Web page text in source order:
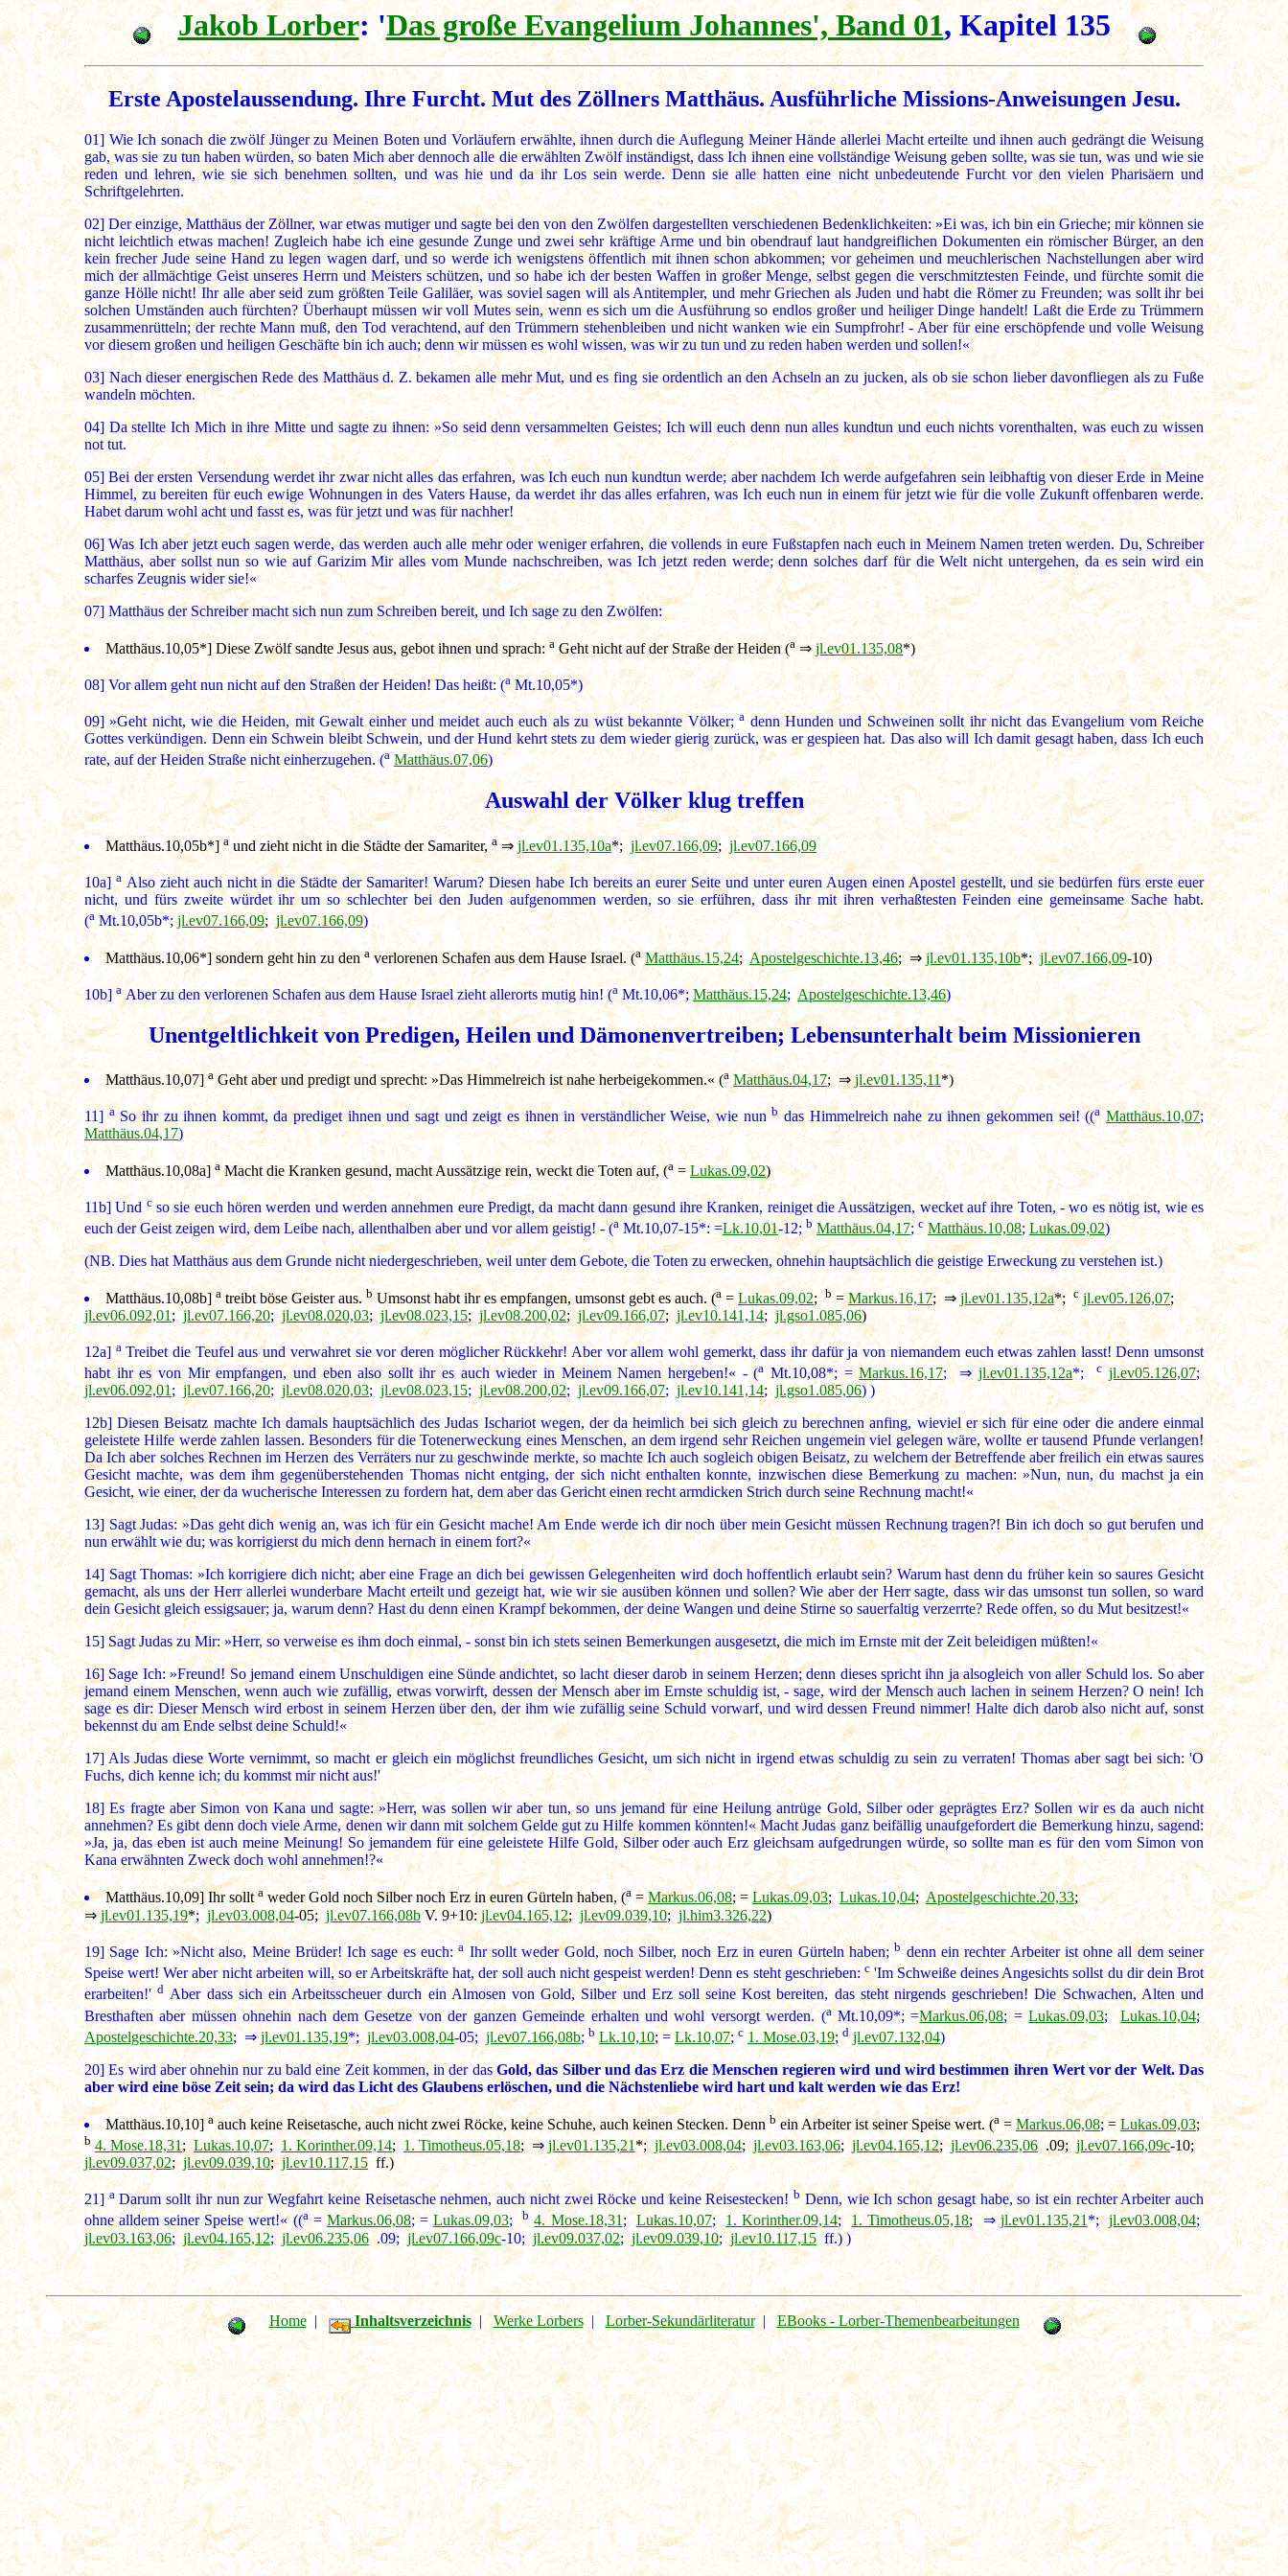
Jakob Lorber: 'Das große Evangelium Johannes', Band 01, Kapitel 135
Erste Apostelaussendung. Ihre Furcht. Mut des Zöllners Matthäus. Ausführliche Missions-Anweisungen Jesu.
01] Wie Ich sonach die zwölf Jünger zu Meinen Boten und Vorläufern erwählte, ihnen durch die Auflegung Meiner Hände allerlei Macht erteilte und ihnen auch gedrängt die Weisung
gab, was sie zu tun haben würden, so baten Mich aber dennoch alle die erwählten Zwölf inständigst, dass Ich ihnen eine vollständige Weisung geben sollte, was sie tun, was und wie sie
reden und lehren, wie sie sich benehmen sollten, und was hie und da ihr Los sein werde. Denn sie alle hatten eine nicht unbedeutende Furcht vor den vielen Pharisäern und
Schriftgelehrten.
02] Der einzige, Matthäus der Zöllner, war etwas mutiger und sagte bei den von den Zwölfen dargestellten verschiedenen Bedenklichkeiten: »Ei was, ich bin ein Grieche; mir können sie
nicht leichtlich etwas machen! Zugleich habe ich eine gesunde Zunge und zwei sehr kräftige Arme und bin obendrauf laut handgreiflichen Dokumenten ein römischer Bürger, an den
kein frecher Jude seine Hand zu legen wagen darf, und so werde ich wenigstens öffentlich mit ihnen schon abkommen; vor geheimen und meuchlerischen Nachstellungen aber wird
mich der allmächtige Geist unseres Herrn und Meisters schützen, und so habe ich der besten Waffen in großer Menge, selbst gegen die verschmitztesten Feinde, und fürchte somit die
ganze Hölle nicht! Ihr alle aber seid zum größten Teile Galiläer, was soviel sagen will als Antitempler, und mehr Griechen als Juden und habt die Römer zu Freunden; was sollt ihr bei
solchen Umständen auch fürchten? Überhaupt müssen wir voll Mutes sein, wenn es sich um die Ausführung so endlos großer und heiliger Dinge handelt! Laßt die Erde zu Trümmern
zusammenrütteln; der rechte Mann muß, den Tod verachtend, auf den Trümmern stehenbleiben und nicht wanken wie ein Sumpfrohr! - Aber für eine erschöpfende und volle Weisung
vor diesem großen und heiligen Geschäfte bin ich auch; denn wir müssen es wohl wissen, was wir zu tun und zu reden haben werden und sollen!«
03]Nach dieser energischen Rede des Matthäus d. Z. bekamen alle mehr Mut, und es fing sie ordentlich an den Achseln an zu jucken, als ob sie schon lieber davonfliegen als zu Fuße
wandeln möchten.
04] Da stellte Ich Mich in ihre Mitte und sagte zu ihnen: »So seid denn versammelten Geistes; Ich will euch denn nun alles kundtun und euch nichts vorenthalten, was euch zu wissen
not tut.
05] Bei der ersten Versendung werdet ihr zwar nicht alles das erfahren, was Ich euch nun kundtun werde; aber nachdem Ich werde aufgefahren sein leibhaftig von dieser Erde in Meine
Himmel, zu bereiten für euch ewige Wohnungen in des Vaters Hause, da werdet ihr das alles erfahren, was Ich euch nun in einem für jetzt wie für die volle Zukunft offenbaren werde.
Habet darum wohl acht und fasst es, was für jetzt und was für nachher!
06] Was Ich aber jetzt euch sagen werde, das werden auch alle mehr oder weniger erfahren, die vollends in eure Fußstapfen nach euch in Meinem Namen treten werden. Du, Schreiber
Matthäus, aber sollst nun so wie auf Garizim Mir alles vom Munde nachschreiben, was Ich jetzt reden werde; denn solches darf für die Welt nicht untergehen, da es sein wird ein
scharfes Zeugnis wider sie!«
07] Matthäus der Schreiber macht sich nun zum Schreiben bereit, und Ich sage zu den Zwölfen:
Matthäus.10,05*] Diese Zwölf sandte Jesus aus, gebot ihnen und sprach: a Geht nicht auf der Straße der Heiden (a ⇒ jl.ev01.135,08*)
08] Vor allem geht nun nicht auf den Straßen der Heiden! Das heißt: (aMt.10,05*)
09]»Geht nicht, wie die Heiden, mit Gewalt einher und meidet auch euch als zu wüst bekannte Völker;a denn Hunden und Schweinen sollt ihr nicht das Evangelium vom Reiche
Gottes verkündigen. Denn ein Schwein bleibt Schwein, und der Hund kehrt stets zu dem wieder gierig zurück, was er gespieen hat. Das also will Ich damit gesagt haben, dass Ich euch
rate, auf der Heiden Straße nicht einherzugehen. (a Matthäus.07,06)
Auswahl der Völker klug treffen
Matthäus.10,05b*] a und zieht nicht in die Städte der Samariter, a ⇒ jl.ev01.135,10a*; jl.ev07.166,09; jl.ev07.166,09
10a] aAlso zieht auch nicht in die Städte der Samariter! Warum? Diesen habe Ich bereits an eurer Seite und unter euren Augen einen Apostel gestellt, und sie bedürfen fürs erste euer
nicht, und fürs zweite würdet ihr um so schlechter bei den Juden aufgenommen werden, so sie erführen, dass ihr mit ihren verhaßtesten Feinden eine gemeinsame Sache habt.
(a Mt.10,05b*; jl.ev07.166,09; jl.ev07.166,09)
Matthäus.10,06*] sondern geht hin zu dena verlorenen Schafen aus dem Hause Israel. (a Matthäus.15,24; Apostelgeschichte.13,46; ⇒jl.ev01.135,10b*;jl.ev07.166,09-10)
10b] a Aber zu den verlorenen Schafen aus dem Hause Israel zieht allerorts mutig hin! (a Mt.10,06*; Matthäus.15,24; Apostelgeschichte.13,46)
Unentgeltlichkeit von Predigen, Heilen und Dämonenvertreiben; Lebensunterhalt beim Missionieren
Matthäus.10,07] a Geht aber und predigt und sprecht: »Das Himmelreich ist nahe herbeigekommen.« (a Matthäus.04,17; ⇒jl.ev01.135,11 *)
11] aSo ihr zu ihnen kommt, da prediget ihnen und sagt und zeigt es ihnen in verständlicher Weise, wie nunbdas Himmelreich nahe zu ihnen gekommen sei! ((a Matthäus.10,07;
Matthäus.04,17)
Matthäus.10,08a] aMacht die Kranken gesund, macht Aussätzige rein, weckt die Toten auf, (a = Lukas.09,02)
11b] Und cso sie euch hören werden und werden annehmen eure Predigt, da macht dann gesund ihre Kranken, reiniget die Aussätzigen, wecket auf ihre Toten, - wo es nötig ist, wie es
euch der Geist zeigen wird, dem Leibe nach, allenthalben aber und vor allem geistig! - (a Mt.10,07-15*: =Lk.10,01-12;b Matthäus.04,17;c Matthäus.10,08; Lukas.09,02)
(NB. Dies hat Matthäus aus dem Grunde nicht niedergeschrieben, weil unter dem Gebote, die Toten zu erwecken, ohnehin hauptsächlich die geistige Erweckung zu verstehen ist.)
Matthäus.10,08b] a treibt böse Geister aus. b Umsonst habt ihr es empfangen, umsonst gebt es auch. (a = Lukas.09,02; b =Markus.16,17; ⇒ jl.ev01.135,12a*; c jl.ev05.126,07;
jl.ev06.092,01 ; jl.ev07.166,20; jl.ev08.020,03; jl.ev08.023,15; jl.ev08.200,02; jl.ev09.166,07; jl.ev10.141,14; jl.gso1.085,06)
12a] aTreibet die Teufel aus und verwahret sie vor deren möglicher Rückkehr! Aber vor allem wohl gemerkt, dass ihr dafür ja von niemandem euch etwas zahlen lasst! Denn umsonst
habt ihr es von Mir empfangen, und eben also sollt ihr es auch wieder in Meinem Namen hergeben!« - (a Mt.10,08*; =Markus.16,17; ⇒jl.ev01.135,12a*;c jl.ev05.126,07;
jl.ev06.092,01; jl.ev07.166,20; jl.ev08.020,03; jl.ev08.023,15;jl.ev08.200,02; jl.ev09.166,07; jl.ev10.141,14;jl.gso1.085,06) )
12b] Diesen Beisatz machte Ich damals hauptsächlich des Judas Ischariot wegen, der da heimlich bei sich gleich zu berechnen anfing, wieviel er sich für eine oder die andere einmal
geleistete Hilfe werde zahlen lassen. Besonders für die Totenerweckung eines Menschen, an dem irgend sehr Reichen ungemein viel gelegen wäre, wollte er tausend Pfunde verlangen!
Da Ich aber solches Rechnen im Herzen des Verräters nur zu geschwinde merkte, so machte Ich auch sogleich obigen Beisatz, zu welchem der Betreffende aber freilich ein etwas saures
Gesicht machte, was dem ihm gegenüberstehenden Thomas nicht entging, der sich nicht enthalten konnte, inzwischen diese Bemerkung zu machen: »Nun, nun, du machst ja ein
Gesicht, wie einer, der da wucherische Interessen zu fordern hat, dem aber das Gericht einen recht armdicken Strich durch seine Rechnung macht!«
13] Sagt Judas: »Das geht dich wenig an, was ich für ein Gesicht mache! Am Ende werde ich dir noch über mein Gesicht müssen Rechnung tragen?! Bin ich doch so gut berufen und
nun erwählt wie du; was korrigierst du mich denn hernach in einem fort?«
14]Sagt Thomas: »Ich korrigiere dich nicht; aber eine Frage an dich bei gewissen Gelegenheiten wird doch hoffentlich erlaubt sein? Warum hast denn du früher kein so saures Gesicht
gemacht, als uns der Herr allerlei wunderbare Macht erteilt und gezeigt hat, wie wir sie ausüben können und sollen? Wie aber der Herr sagte, dass wir das umsonst tun sollen, so ward
dein Gesicht gleich essigsauer; ja, warum denn? Hast du denn einen Krampf bekommen, der deine Wangen und deine Stirne so sauerfaltig verzerrte? Rede offen, so du Mut besitzest!«
15] Sagt Judas zu Mir: »Herr, so verweise es ihm doch einmal, - sonst bin ich stets seinen Bemerkungen ausgesetzt, die mich im Ernste mit der Zeit beleidigen müßten!«
16]Sage Ich: »Freund! So jemand einem Unschuldigen eine Sünde andichtet, so lacht dieser darob in seinem Herzen; denn dieses spricht ihn ja alsogleich von aller Schuld los. So aber
jemand einem Menschen, wenn auch wie zufällig, etwas vorwirft, dessen der Mensch aber im Ernste schuldig ist, - sage, wird der Mensch auch lachen in seinem Herzen? O nein! Ich
sage es dir: Dieser Mensch wird erbost in seinem Herzen über den, der ihm wie zufällig seine Schuld vorwarf, und wird dessen Freund nimmer! Halte dich darob also nicht auf, sonst
bekennst du am Ende selbst deine Schuld!«
17] Als Judas diese Worte vernimmt, so macht er gleich ein möglichst freundliches Gesicht, um sich nicht in irgend etwas schuldig zu sein zu verraten! Thomas aber sagt bei sich: 'O
Fuchs, dich kenne ich; du kommst mir nicht aus!'
18] Es fragte aber Simon von Kana und sagte: »Herr, was sollen wir aber tun, so uns jemand für eine Heilung antrüge Gold, Silber oder geprägtes Erz? Sollen wir es da auch nicht
annehmen? Es gibt denn doch viele Arme, denen wir dann mit solchem Gelde gut zu Hilfe kommen könnten!« Macht Judas ganz beifällig unaufgefordert die Bemerkung hinzu, sagend:
»Ja, ja, das eben ist auch meine Meinung! So jemandem für eine geleistete Hilfe Gold, Silber oder auch Erz gleichsam aufgedrungen würde, so sollte man es für den vom Simon von
Kana erwähnten Zweck doch wohl annehmen!?«
Matthäus.10,09]Ihr sollt a weder Gold noch Silber noch Erz in euren Gürteln haben, (a = Markus.06,08; = Lukas.09,03; Lukas.10,04; Apostelgeschichte.20,33;
⇒jl.ev01.135,19*; jl.ev03.008,04-05; jl.ev07.166,08b V. 9+10: jl.ev04.165,12; jl.ev09.039,10; jl.him3.326,22)
19] Sage Ich: »Nicht also, Meine Brüder! Ich sage es euch:a Ihr sollt weder Gold, noch Silber, noch Erz in euren Gürteln haben;b denn ein rechter Arbeiter ist ohne all dem seiner
Speise wert! Wer aber nicht arbeiten will, so er Arbeitskräfte hat, der soll auch nicht gespeist werden! Denn es steht geschrieben: c'Im Schweiße deines Angesichts sollst du dir dein Brot
erarbeiten!'d Aber dass sich ein Arbeitsscheuer durch ein Almosen von Gold, Silber und Erz soll seine Kost bereiten, das steht nirgends geschrieben! Die Schwachen, Alten und
Bresthaften aber müssen ohnehin nach dem Gesetze von der ganzen Gemeinde erhalten und wohl versorgt werden. (aMt.10,09*; =Markus.06,08; =Lukas.09,03;Lukas.10,04;
Apostelgeschichte.20,33; ⇒jl.ev01.135,19*; jl.ev03.008,04-05;jl.ev07.166,08b; b Lk.10,10; = Lk.10,07; c 1. Mose.03,19; d jl.ev07.132,04)
20] Es wird aber ohnehin nur zu bald eine Zeit kommen, in der dasGold, das Silber und das Erz die Menschen regieren wird und wird bestimmen ihren Wert vor der Welt. Das
aber wird eine böse Zeit sein; da wird das Licht des Glaubens erlöschen, und die Nächstenliebe wird hart und kalt werden wie das Erz!
Matthäus.10,10] aauch keine Reisetasche, auch nicht zwei Röcke, keine Schuhe, auch keinen Stecken. Denn bein Arbeiter ist seiner Speise wert. (a = Markus.06,08; =Lukas.09,03;
b 4. Mose.18,31;Lukas.10,07; 1. Korinther.09,14; 1. Timotheus.05,18; ⇒ jl.ev01.135,21 *; jl.ev03.008,04;jl.ev03.163,06; jl.ev04.165,12;jl.ev06.235,06.09; jl.ev07.166,09c-10;
jl.ev09.037,02; jl.ev09.039,10; jl.ev10.117,15 ff.)
21] aDarum sollt ihr nun zur Wegfahrt keine Reisetasche nehmen, auch nicht zwei Röcke und keine Reisestecken!b Denn, wie Ich schon gesagt habe, so ist ein rechter Arbeiter auch
ohne alldem seiner Speise wert!« ((a=Markus.06,08; =Lukas.09,03;b 4. Mose.18,31;Lukas.10,07; 1. Korinther.09,14; 1. Timotheus.05,18; ⇒ jl.ev01.135,21*;jl.ev03.008,04;
jl.ev03.163,06; jl.ev04.165,12; jl.ev06.235,06.09; jl.ev07.166,09c-10; jl.ev09.037,02; jl.ev09.039,10; jl.ev10.117,15 ff.) )
Home| Inhaltsverzeichnis| Werke Lorbers| Lorber-Sekundärliteratur| EBooks - Lorber-Themenbearbeitungen